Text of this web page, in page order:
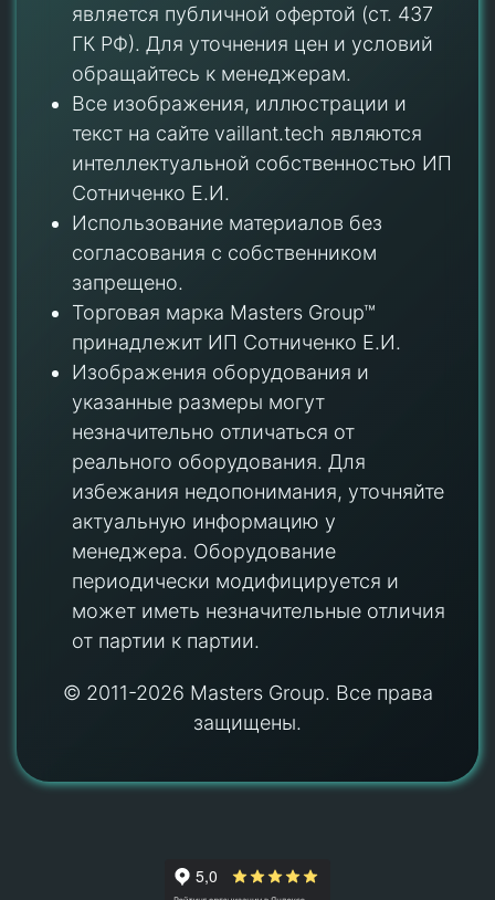
является публичной офертой (ст. 437
ГК РФ). Для уточнения цен и условий
обращайтесь к менеджерам.
Все изображения, иллюстрации и
текст на сайте vaillant.tech являются
интеллектуальной собственностью ИП
Сотниченко Е.И.
Использование материалов без
согласования с собственником
запрещено.
Торговая марка Masters Group™
принадлежит ИП Сотниченко Е.И.
Изображения оборудования и
указанные размеры могут
незначительно отличаться от
реального оборудования. Для
избежания недопонимания, уточняйте
актуальную информацию у
менеджера. Оборудование
периодически модифицируется и
может иметь незначительные отличия
от партии к партии.
© 2011-2026 Masters Group. Все права
защищены.